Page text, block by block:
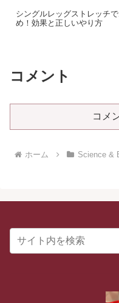
シングルレッグストレッチ
め！効果と正しいやり方
コメント
コメ
ホーム Science &